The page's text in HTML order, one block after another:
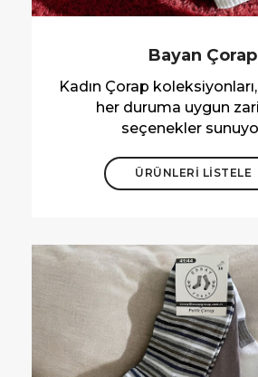
Bayan Çorap
Kadın Çorap
her duruma uygun
seçenekler
ÜRÜNLERİ LİSTELE